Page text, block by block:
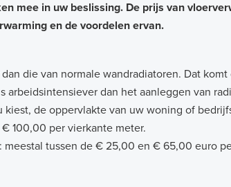
mee in uw beslissing. De prijs van
en de voordelen ervan.
die van normale wandradiatoren. Dat
dan het aanleggen van
de oppervlakte van uw woning of
100,00 per vierkante meter.
tussen de € 25,00 en € 65,00 euro